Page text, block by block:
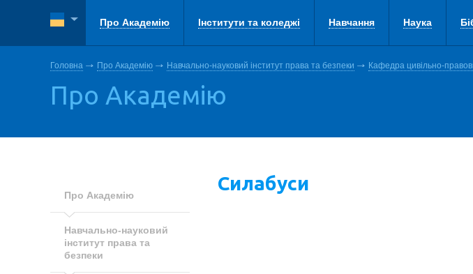
Про Академію Інститути та коледжі Навчання Наука
Головна Про Академію Навчально-науковий інститут права та безпеки Кафедра цивільно-
Про Академію
Про Академію
Навчально-науковий
інститут права та
безпеки
Силабуси